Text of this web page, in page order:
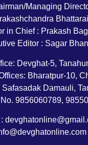
Managing
Bhattarai
in Chief : Prakash
Editor : Sagar
Devghat-5,
Bharatpur-10,
Safasadak Damauli,
9856060789,